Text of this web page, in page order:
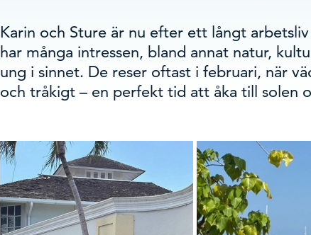
Karin och Sture är nu efter ett långt
har många intressen, bland annat natur,
ung i sinnet. De reser oftast i februari, när
och tråkigt – en perfekt tid att åka till solen